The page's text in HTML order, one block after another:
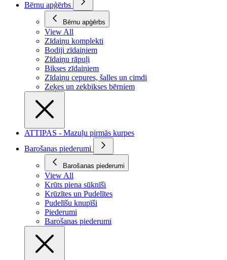
Bērnu apģērbs
Bērnu apģērbs
View All
Zīdaiņu komplekti
Bodiji zīdaiņiem
Zīdaiņu rāpuļi
Bikses zīdaiņiem
Zīdaiņu cepures, šalles un cimdi
Zeķes un zeķbikses bērniem
ATTIPAS - Mazuļu pirmās kurpes
Barošanas piederumi
Barošanas piederumi
View All
Krūts piena sūknīši
Krūzītes un Pudelītes
Pudelīšu knupīši
Piederumi
Barošanas piederumi